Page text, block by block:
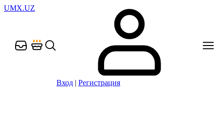
UMX.UZ
Вход | Регистрация